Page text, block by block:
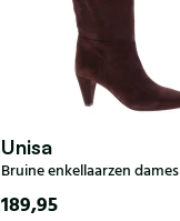
Unisa
Bruine enkellaarzen dames
189,95